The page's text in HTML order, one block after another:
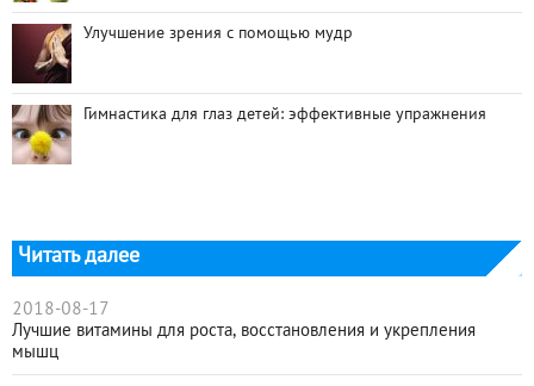
Улучшение зрения с помощью мудр
Гимнастика для глаз детей: эффективные упражнения
Читать далее
2018-08-17
Лучшие витамины для роста, восстановления и укрепления
мышц